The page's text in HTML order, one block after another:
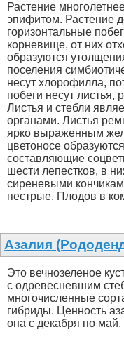
Растение
эпифитом. Растение
горизонтальные
корневище, от них
образуются
поселения
несут хлорофилла,
побеги несут
Листья и стебли
органами. Листья
ярко выраженным
цветоносе
составляющие
шести лепестков, в
сиреневыми
пестрые. Плодов в
Азалия
Это вечнозеленое
с одревесневшим
многочисленные
гибриды. Ценность
она с декабря по май.